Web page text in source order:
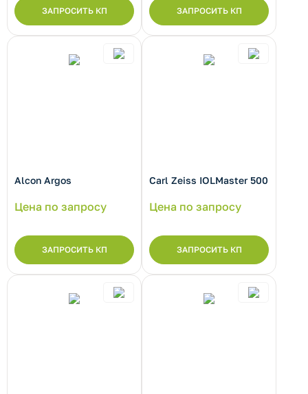
развернуть категорию
ЗАПРОСИТЬ КП ЗАПРОСИТЬ КП
Alcon Argos
Цена по запросу
ЗАПРОСИТЬ КП
Carl Zeiss IOLMaster 500
Цена по запросу
ЗАПРОСИТЬ КП